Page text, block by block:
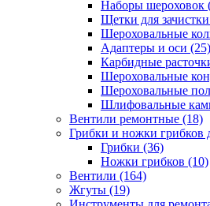
Наборы шероховок
Щетки для
Шероховальные
Адаптеры и оси (25)
Карбидные
Шероховальные
Шероховальные
Шлифовальные
Вентили ремонтные (18)
Грибки и ножки грибков
Грибки (36)
Ножки грибков (10)
Вентили (164)
Жгуты (19)